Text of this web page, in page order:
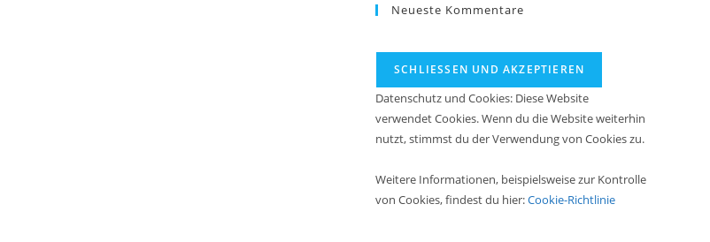
Neueste Kommentare
Datenschutz und Cookies: Diese Website
verwendet Cookies. Wenn du die Website weiterhin
nutzt, stimmst du der Verwendung von Cookies zu.
Weitere Informationen, beispielsweise zur Kontrolle
von Cookies, findest du hier:Cookie-Richtlinie